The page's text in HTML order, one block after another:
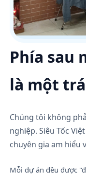
Phía sau
là một
Chúng tôi không
nghiệp. Siêu Tốc
chuyên gia am hiểu
Mỗi dự án đều được